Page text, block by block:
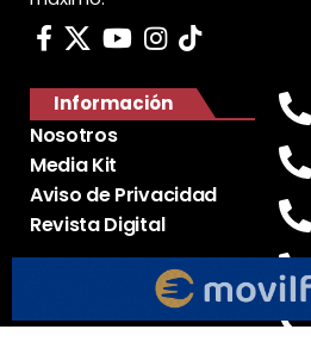
Información
Nosotros
Media Kit
Aviso de Privacidad
Revista Digital